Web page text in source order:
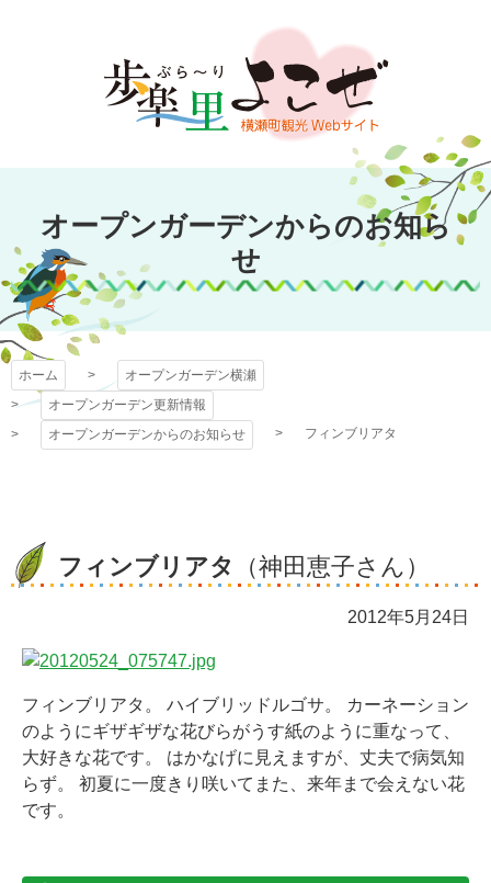
文
キ
プ
オープンガーデン
横瀬
オープンガーデンからのお知ら
せ
ホーム
オープンガーデン横瀬
オープンガーデン更新情報
オープンガーデンからのお知らせ
フィンブリアタ
フィンブリアタ （神田恵子さん）
2012年5月24日
フィンブリアタ。 ハイブリッドルゴサ。 カーネーション
のようにギザギザな花びらがうす紙のように重なって、
大好きな花です。 はかなげに見えますが、丈夫で病気知
らず。 初夏に一度きり咲いてまた、来年まで会えない花
です。